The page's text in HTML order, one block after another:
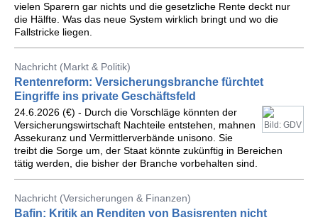
vielen Sparern gar nichts und die gesetzliche Rente deckt nur
die Hälfte. Was das neue System wirklich bringt und wo die
Fallstricke liegen.
Nachricht (Markt & Politik)
Rentenreform: Versicherungsbranche fürchtet
Eingriffe ins private Geschäftsfeld
Bild: GDV
24.6.2026 (€) - Durch die Vorschläge könnten der
Versicherungswirtschaft Nachteile entstehen, mahnen
Assekuranz und Vermittlerverbände unisono. Sie
treibt die Sorge um, der Staat könnte zukünftig in Bereichen
tätig werden, die bisher der Branche vorbehalten sind.
Nachricht (Versicherungen & Finanzen)
Bafin: Kritik an Renditen von Basisrenten nicht